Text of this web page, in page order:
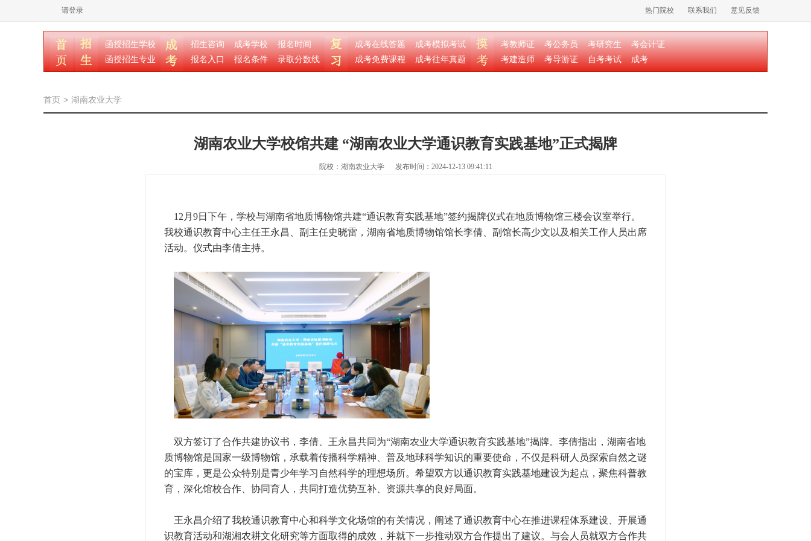
请登录 热门院校 联系我们 意见反馈
函授招生学校
函授招生专业
招生咨询 成考学校
报名时间
报名入口
报名条件 录取分数线
成考在线答题
成考模拟考试
成考免费课程
成考往年真题
考教师证 考公务员 考研究生
考会计证
考建造师
考导游证 自考考试 成考
首页 > 湖南农业大学
湖南农业大学校馆共建 “湖南农业大学通识教育实践基地”正式揭牌
院校：湖南农业大学 发布时间：2024-12-13 09:41:11
12月9日下午，学校与湖南省地质博物馆共建“通识教育实践基地”签约揭牌仪式在地质博物馆三楼会议室举行。
我校通识教育中心主任王永昌、副主任史晓雷，湖南省地质博物馆馆长李倩、副馆长高少文以及相关工作人员出席
活动。仪式由李倩主持。
双方签订了合作共建协议书，李倩、王永昌共同为“湖南农业大学通识教育实践基地”揭牌。李倩指出，湖南省地
质博物馆是国家一级博物馆，承载着传播科学精神、普及地球科学知识的重要使命，不仅是科研人员探索自然之谜
的宝库，更是公众特别是青少年学习自然科学的理想场所。希望双方以通识教育实践基地建设为起点，聚焦科普教
育，深化馆校合作、协同育人，共同打造优势互补、资源共享的良好局面。
王永昌介绍了我校通识教育中心和科学文化场馆的有关情况，阐述了通识教育中心在推进课程体系建设、开展通
识教育活动和湖湘农耕文化研究等方面取得的成效，并就下一步推动双方合作提出了建议。与会人员就双方合作共